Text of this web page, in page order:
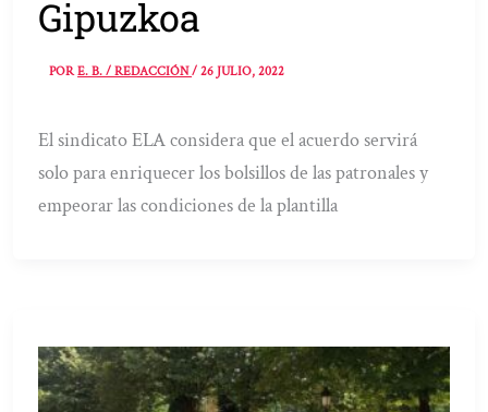
Gipuzkoa
PORE. B. / REDACCIÓN/26 JULIO, 2022
El sindicato ELA considera que el acuerdo servirá
solo para enriquecer los bolsillos de las patronales y
empeorar las condiciones de la plantilla